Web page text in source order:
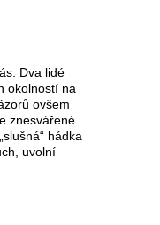
Dva lidé
okolností na
ovšem
znesvářené
hádka
uvolní